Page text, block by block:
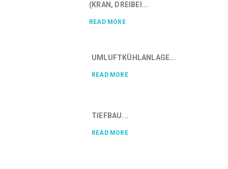
(KRAN, DREIBEI...
READ MORE
UMLUFTKÜHLANLAGE...
READ MORE
TIEFBAU...
READ MORE